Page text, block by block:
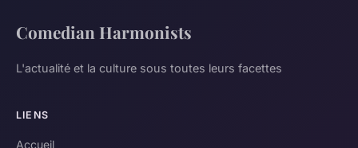
Comedian Harmonists
L'actualité et la culture sous toutes leurs facettes
LIENS
Accueil